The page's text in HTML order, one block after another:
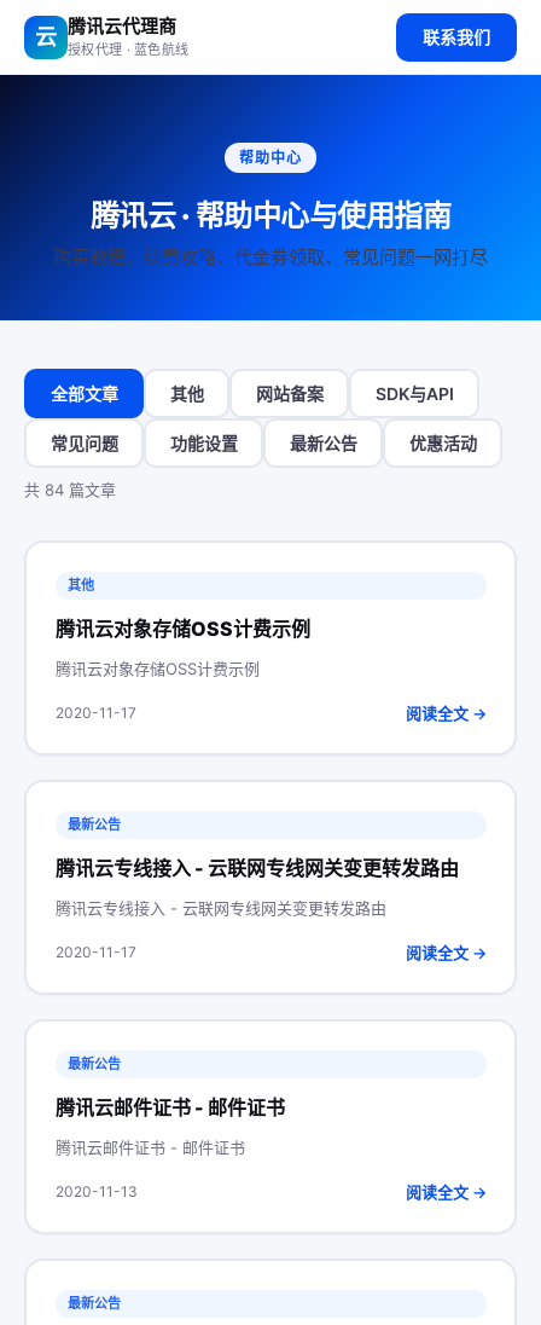
云 腾讯云代理商
授权代理 · 蓝色航线
联系我们
帮助中心
腾讯云 · 帮助中心与使用指南
购买教程、续费攻略、代金券领取、常见问题一网打尽
全部文章 其他 网站备案 SDK与API
常见问题 功能设置 最新公告 优惠活动
共 84 篇文章
其他
腾讯云对象存储OSS计费示例
腾讯云对象存储OSS计费示例
2020-11-17 阅读全文 →
最新公告
腾讯云专线接入 - 云联网专线网关变更转发路由
腾讯云专线接入 - 云联网专线网关变更转发路由
2020-11-17 阅读全文 →
最新公告
腾讯云邮件证书 - 邮件证书
腾讯云邮件证书 - 邮件证书
2020-11-13 阅读全文 →
最新公告